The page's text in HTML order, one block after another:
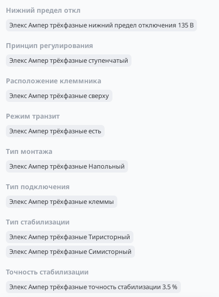
Нижний предел откл
Элекс Ампер трёхфазные нижний предел отключения 135 В
Принцип регулирования
Элекс Ампер трёхфазные ступенчатый
Расположение клеммника
Элекс Ампер трёхфазные сверху
Режим транзит
Элекс Ампер трёхфазные есть
Тип монтажа
Элекс Ампер трёхфазные Напольный
Тип подключения
Элекс Ампер трёхфазные клеммы
Тип стабилизации
Элекс Ампер трёхфазные Тиристорный
Элекс Ампер трёхфазные Симисторный
Точность стабилизации
Элекс Ампер трёхфазные точность стабилизации 3.5 %